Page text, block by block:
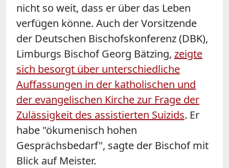
nicht so weit, dass er über das Leben
verfügen könne. Auch der Vorsitzende
der Deutschen Bischofskonferenz (DBK),
Limburgs Bischof Georg Bätzing, zeigte
sich besorgt über unterschiedliche
Auffassungen in der katholischen und
der evangelischen Kirche zur Frage der
Zulässigkeit des assistierten Suizids. Er
habe "ökumenisch hohen
Gesprächsbedarf", sagte der Bischof mit
Blick auf Meister.